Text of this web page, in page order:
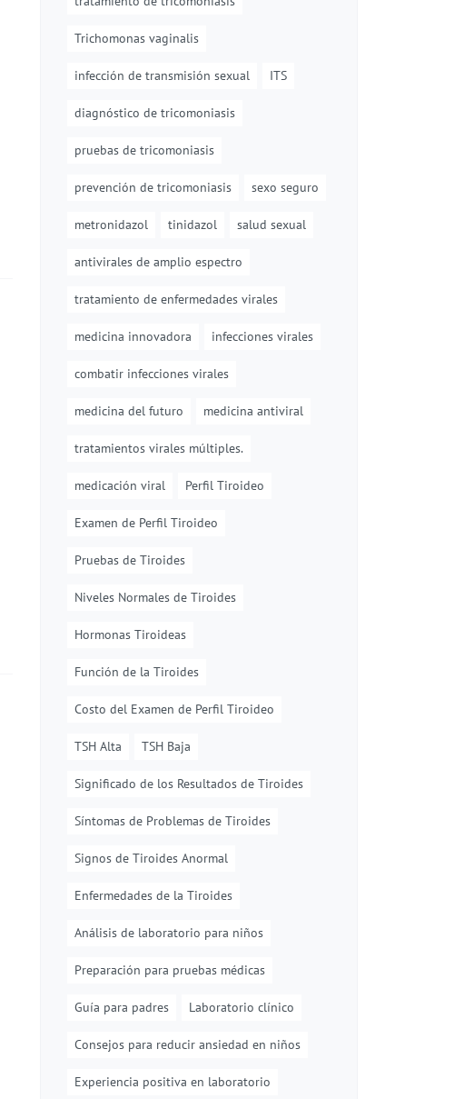
Trichomonas vaginalis
infección de transmisión sexual ITS
diagnóstico de tricomoniasis
pruebas de tricomoniasis
prevención de tricomoniasis sexo seguro
metronidazol tinidazol salud sexual
antivirales de amplio espectro
tratamiento de enfermedades virales
medicina innovadora infecciones virales
combatir infecciones virales
medicina del futuro medicina antiviral
tratamientos virales múltiples.
medicación viral Perfil Tiroideo
Examen de Perfil Tiroideo
Pruebas de Tiroides
Niveles Normales de Tiroides
Hormonas Tiroideas
Función de la Tiroides
Costo del Examen de Perfil Tiroideo
TSH Alta TSH Baja
Significado de los Resultados de Tiroides
Síntomas de Problemas de Tiroides
Signos de Tiroides Anormal
Enfermedades de la Tiroides
Análisis de laboratorio para niños
Preparación para pruebas médicas
Guía para padres Laboratorio clínico
Consejos para reducir ansiedad en niños
Experiencia positiva en laboratorio